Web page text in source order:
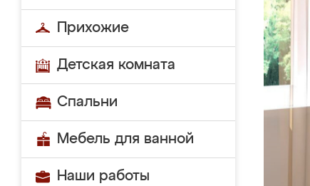
Прихожие
Детская комната
Спальни
Мебель для ванной
Наши работы